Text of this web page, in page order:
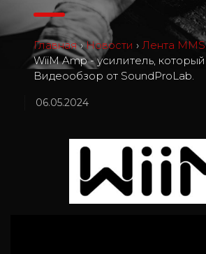
Главная › Новости › Лента
WiiM Amp - усилитель,
Видеообзор от SoundProLab.
06.05.2024